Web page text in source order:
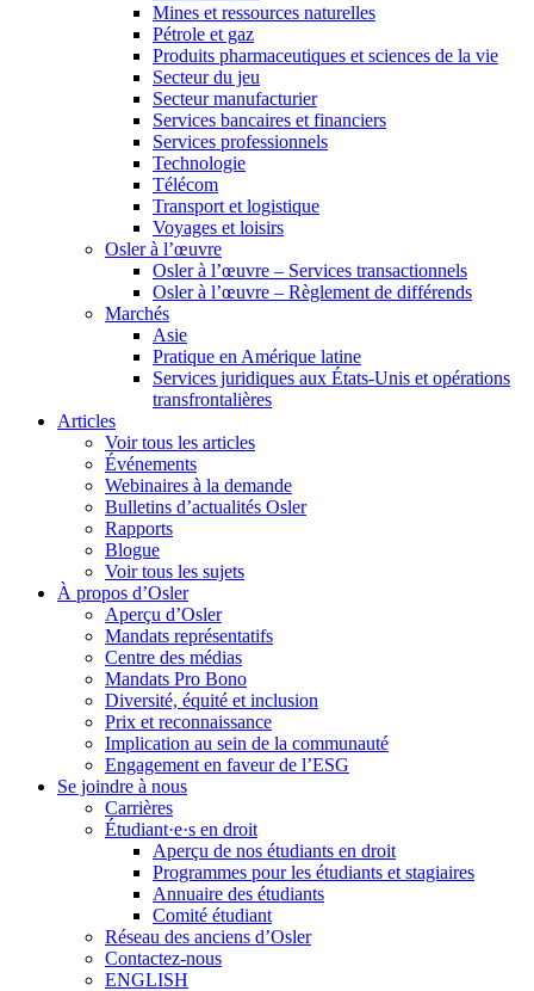
Mines et ressources naturelles
Pétrole et gaz
Produits pharmaceutiques et sciences de la vie
Secteur du jeu
Secteur manufacturier
Services bancaires et financiers
Services professionnels
Technologie
Télécom
Transport et logistique
Voyages et loisirs
Osler à l’œuvre
Osler à l’œuvre – Services transactionnels
Osler à l’œuvre – Règlement de différends
Marchés
Asie
Pratique en Amérique latine
Services juridiques aux États-Unis et opérations
transfrontalières
Articles
Voir tous les articles
Événements
Webinaires à la demande
Bulletins d’actualités Osler
Rapports
Blogue
Voir tous les sujets
À propos d’Osler
Aperçu d’Osler
Mandats représentatifs
Centre des médias
Mandats Pro Bono
Diversité, équité et inclusion
Prix ​​et reconnaissance
Implication au sein de la communauté
Engagement en faveur de l’ESG
Se joindre à nous
Carrières
Étudiant·e·s en droit
Aperçu de nos étudiants en droit
Programmes pour les étudiants et stagiaires
Annuaire des étudiants
Comité étudiant
Réseau des anciens d’Osler
Contactez-nous
ENGLISH